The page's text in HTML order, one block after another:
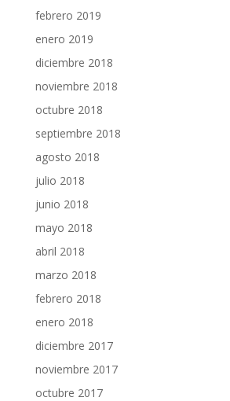
febrero 2019
enero 2019
diciembre 2018
noviembre 2018
octubre 2018
septiembre 2018
agosto 2018
julio 2018
junio 2018
mayo 2018
abril 2018
marzo 2018
febrero 2018
enero 2018
diciembre 2017
noviembre 2017
octubre 2017